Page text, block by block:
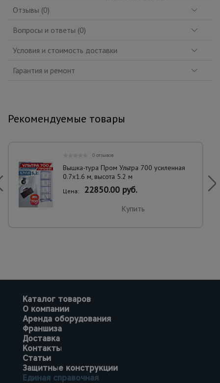
Отзывы (0)
Вопросы и ответы (0)
Условия и стоимость доставки
Гарантия и ремонт
Рекомендуемые товары
0 отзывов
Вышка-тура Пром Ультра 700 усиленная
0.7х1.6 м, высота 5.2 м
Цена: 22850.00 руб.
Купить
Каталог товаров
О компании
Аренда оборудования
Франшиза
Доставка
Контакты
Статьи
Защитные конструкции
Единая справочная